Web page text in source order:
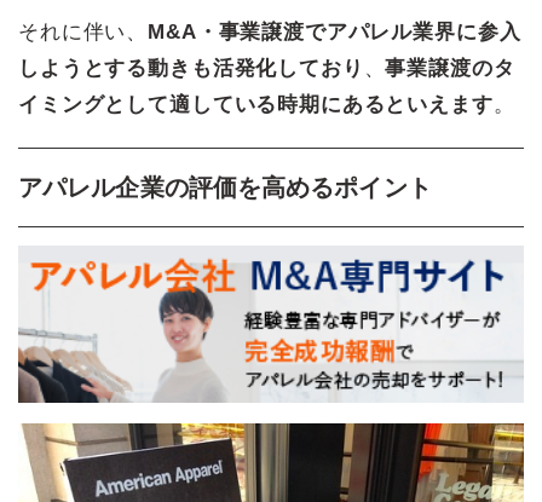
それに伴い、 M&A・事業譲渡でアパレル業界に参入
しようとする動きも活発化しており 、事業譲渡のタ
イミングとして適している時期にあるといえます。
アパレル企業の評価を高めるポイント